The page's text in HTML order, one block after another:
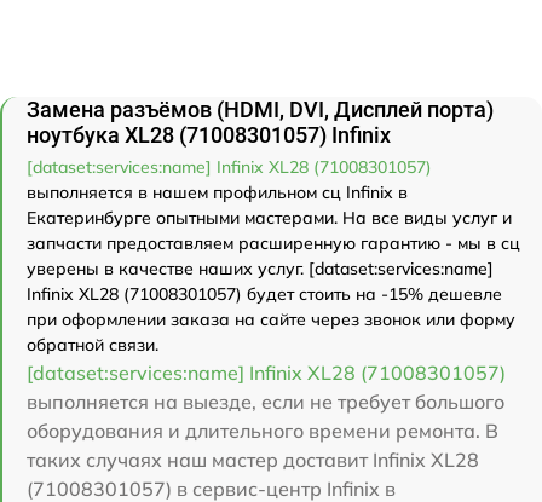
Замена разъёмов (HDMI, DVI, Дисплей порта)
ноутбука XL28 (71008301057) Infinix
[dataset:services:name] Infinix XL28 (71008301057)
выполняется в нашем профильном сц Infinix в
Екатеринбурге опытными мастерами. На все виды услуг и
запчасти предоставляем расширенную гарантию - мы в сц
уверены в качестве наших услуг. [dataset:services:name]
Infinix XL28 (71008301057) будет стоить на -15% дешевле
при оформлении заказа на сайте через звонок или форму
обратной связи.
[dataset:services:name] Infinix XL28 (71008301057)
выполняется на выезде, если не требует большого
оборудования и длительного времени ремонта. В
таких случаях наш мастер доставит Infinix XL28
(71008301057) в сервис-центр Infinix в